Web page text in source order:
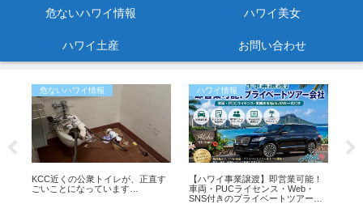
危ないハワイ情報 ハワイ美女
ハワイ土産 お問い合わせ
危ないハワイ情報
KCC近くの公衆トイレが、正直す
ごいことになっています…
ハワイ情報
【ハワイ事業譲渡】即営業可能！
車両・PUCライセンス・Web・
SNS付きのプライベートツアー会